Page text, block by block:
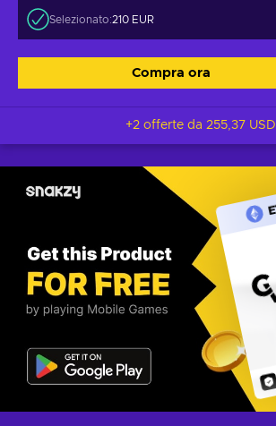
Selezionato:210 EUR
Compra ora
+2 offerte da 255,37 USD